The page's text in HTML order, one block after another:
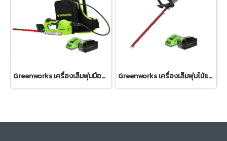
Greenworks เครื่องเล็มพุ่มมือจับเดียวแบตเตอรี่ ขนาด 40V พร้อมแบตเตอรีและแท่นชาร์จ Greenworks เครื่องเล็มพุ่มไม้แบบอลูมิเนียมแบตเตอรี่ ขนาด 40V พร้อมแบตเตอรีและแท่นชาร์จ